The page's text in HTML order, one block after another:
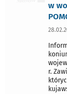
w
r.